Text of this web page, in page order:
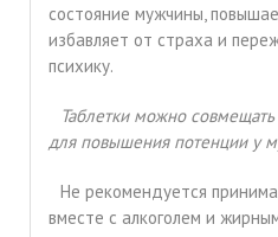
состояние мужчины,
избавляет от страха и
психику.
Таблетки можно
для повышения потенции у
Не рекомендуется
вместе с алкоголем и